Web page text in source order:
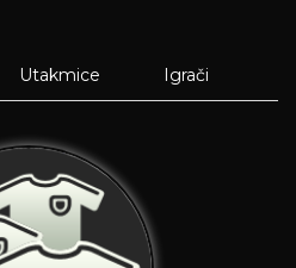
Utakmice Igrači